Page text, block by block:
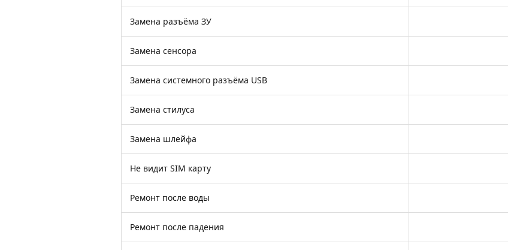
Замена разъёма ЗУ
Замена сенсора
Замена системного разъёма USB
Замена стилуса
Замена шлейфа
Не видит SIM карту
Ремонт после воды
Ремонт после падения